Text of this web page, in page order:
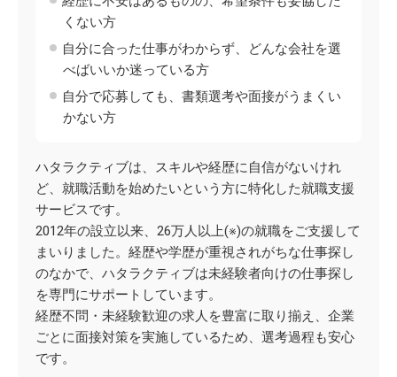
くない方
自分に合った仕事がわからず、どんな会社を選
べばいいか迷っている方
自分で応募しても、書類選考や面接がうまくい
かない方
ハタラクティブは、スキルや経歴に自信がないけれ
ど、就職活動を始めたいという方に特化した就職支援
サービスです。
2012年の設立以来、26万人以上(※)の就職をご支援して
まいりました。経歴や学歴が重視されがちな仕事探し
のなかで、ハタラクティブは未経験者向けの仕事探し
を専門にサポートしています。
経歴不問・未経験歓迎の求人を豊富に取り揃え、企業
ごとに面接対策を実施しているため、選考過程も安心
です。